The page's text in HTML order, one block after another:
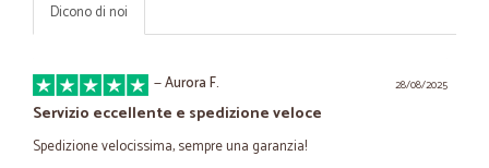
Dicono di noi
28/08/2025
—Aurora F.
Servizio eccellente e spedizione veloce
Spedizione velocissima, sempre una garanzia!